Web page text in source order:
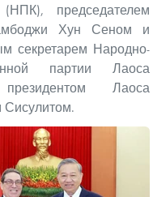
председателем
Хун Сеном и
секретарем Народно-
партии Лаоса
Лаоса
Сисулитом.